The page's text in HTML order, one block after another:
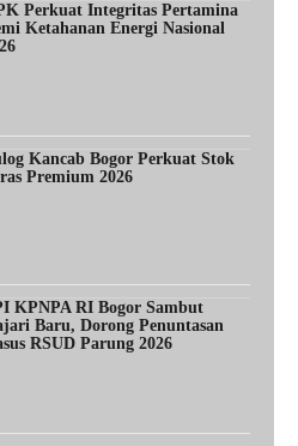
Perkuat Integritas Pertamina
Ketahanan Energi Nasional
Kancab Bogor Perkuat Stok
Premium 2026
KPNPA RI Bogor Sambut
Baru, Dorong Penuntasan
RSUD Parung 2026